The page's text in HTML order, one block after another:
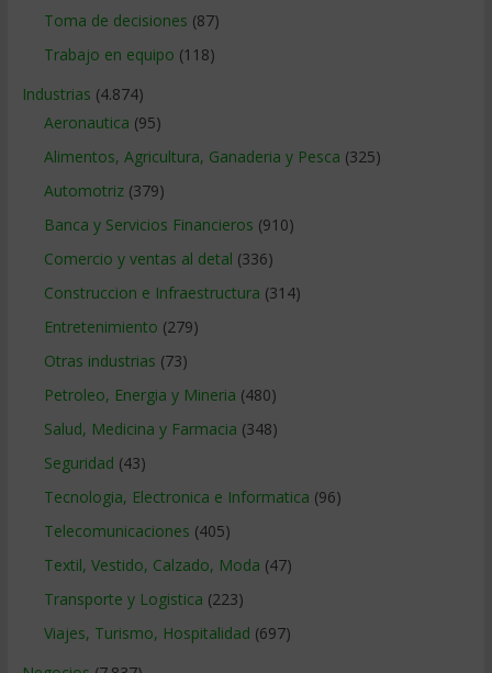
Toma de decisiones (87)
Trabajo en equipo (118)
Industrias (4.874)
Aeronautica (95)
Alimentos, Agricultura, Ganaderia y Pesca (325)
Automotriz(379)
Banca y Servicios Financieros (910)
Comercio y ventas al detal (336)
Construccion e Infraestructura (314)
Entretenimiento (279)
Otras industrias (73)
Petroleo, Energia y Mineria (480)
Salud, Medicina y Farmacia (348)
Seguridad (43)
Tecnologia, Electronica e Informatica (96)
Telecomunicaciones (405)
Textil, Vestido, Calzado, Moda (47)
Transporte y Logistica (223)
Viajes, Turismo, Hospitalidad (697)